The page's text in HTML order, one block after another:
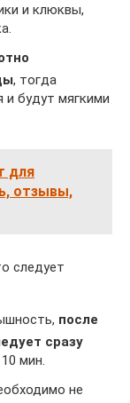
и клюквы,
, тогда
и будут мягкими
для
отзывы,
следует
после
сразу
мин.
не